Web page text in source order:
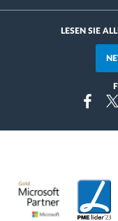
LESEN SIE
Facebook